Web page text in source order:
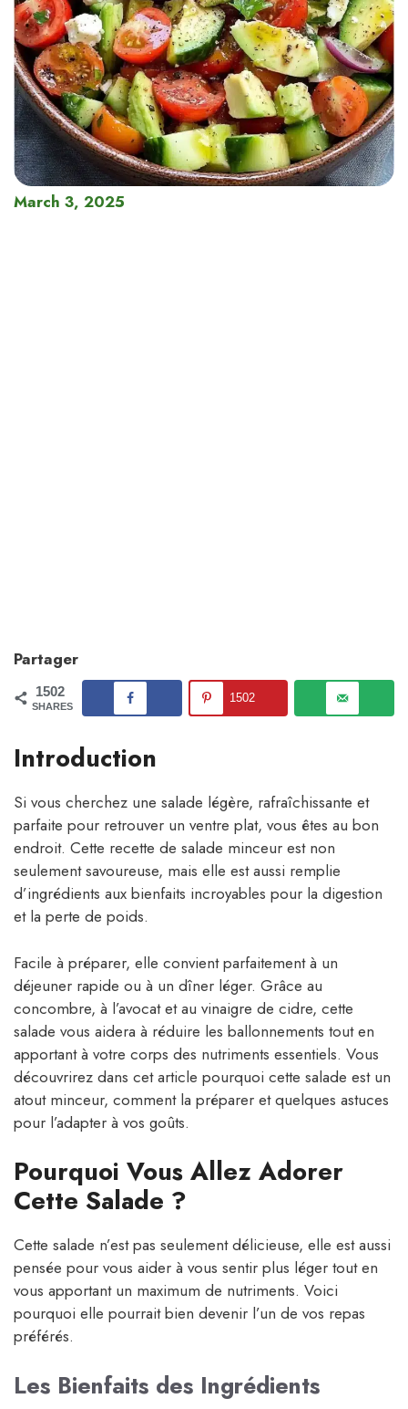
March 3, 2025
Partager
1502
SHARES
1502
Introduction
Si vous cherchez une salade légère, rafraîchissante et
parfaite pour retrouver un ventre plat, vous êtes au bon
endroit. Cette recette de salade minceur est non
seulement savoureuse, mais elle est aussi remplie
d’ingrédients aux bienfaits incroyables pour la digestion
et la perte de poids.
Facile à préparer, elle convient parfaitement à un
déjeuner rapide ou à un dîner léger. Grâce au
concombre, à l’avocat et au vinaigre de cidre, cette
salade vous aidera à réduire les ballonnements tout en
apportant à votre corps des nutriments essentiels. Vous
découvrirez dans cet article pourquoi cette salade est un
atout minceur, comment la préparer et quelques astuces
pour l’adapter à vos goûts.
Pourquoi Vous Allez Adorer
Cette Salade ?
Cette salade n’est pas seulement délicieuse, elle est aussi
pensée pour vous aider à vous sentir plus léger tout en
vous apportant un maximum de nutriments. Voici
pourquoi elle pourrait bien devenir l’un de vos repas
préférés.
Les Bienfaits des Ingrédients